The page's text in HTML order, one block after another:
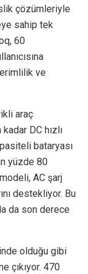
çözümleriyle
sahip tek
60
ve
araç
DC hızlı
bataryası
yüzde 80
AC şarj
destekliyor. Bu
da son derece
olduğu gibi
çıkıyor. 470